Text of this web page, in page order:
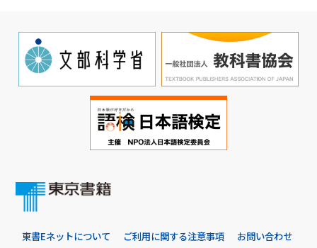
東書Eネットについて ご利用に関する注意事項
お問い合わせ